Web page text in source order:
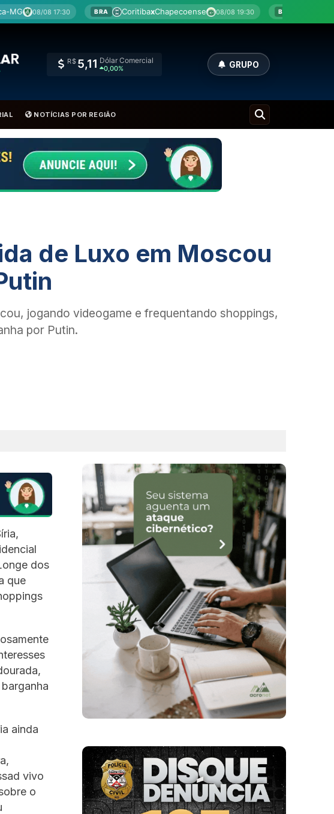
BRA Coritiba Chapecoense 08/08 19:30 BRA Botafogo x Fluminense
R$ 5,11 Dólar Comercial
0,00% GRUPO
NOTÍCIAS POR REGIÃO
de Luxo em Moscou
jogando videogame e frequentando shoppings,
por Putin.
dos
que
ainda
vivo
o